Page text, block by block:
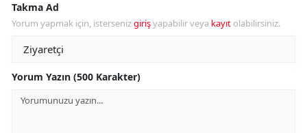
Takma Ad
Yorum yapmak için, istersenizgirişyapabilir veya kayıt olabilirsiniz.
Yorum Yazın (500 Karakter)